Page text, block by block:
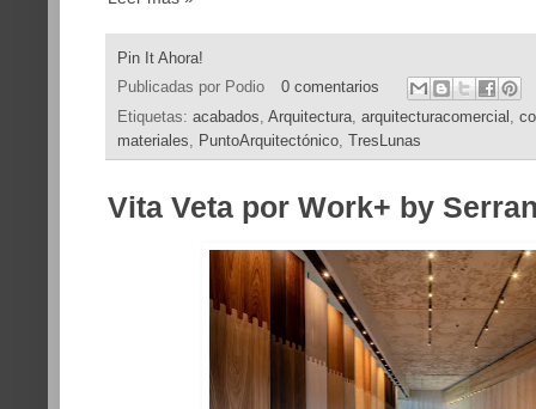
Pin It Ahora!
Publicadas por Podio
0 comentarios
Etiquetas: acabados, Arquitectura, arquitecturacomercial ,
materiales, PuntoArquitectónico, TresLunas
Vita Veta por Work+ by